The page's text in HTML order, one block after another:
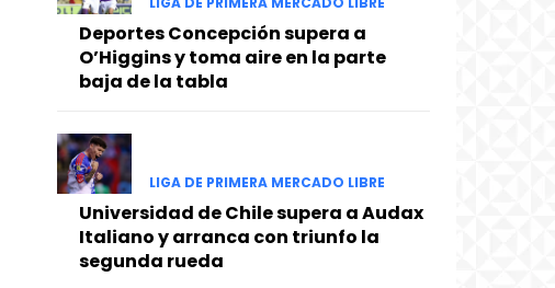
Deportes Concepción supera a
O’Higgins y toma aire en la parte
baja de la tabla
LIGA DE PRIMERA MERCADO LIBRE
Universidad de Chile supera a Audax
Italiano y arranca con triunfo la
segunda rueda